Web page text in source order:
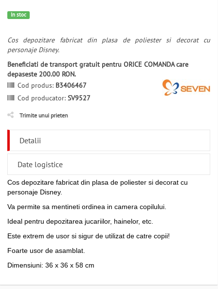
In stoc
Cos depozitare fabricat din plasa de poliester si decorat cu
personaje Disney.
Beneficiati de transport gratuit pentru ORICE COMANDA care
depaseste 200.00 RON.
Cod produs: B3406467
Cod producator: SV9527
Trimite unui prieten
Detalii
Date logistice
Cos depozitare fabricat din plasa de poliester si decorat cu
personaje Disney.
Va permite sa mentineti ordinea in camera copilului.
Ideal pentru depozitarea jucariilor, hainelor, etc.
Este extrem de usor si sigur de utilizat de catre copii!
Foarte usor de asamblat.
Dimensiuni: 36 x 36 x 58 cm